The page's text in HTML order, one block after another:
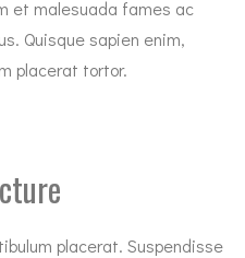
et malesuada fames ac
Quisque sapien enim,
placerat tortor.
placerat. Suspendisse